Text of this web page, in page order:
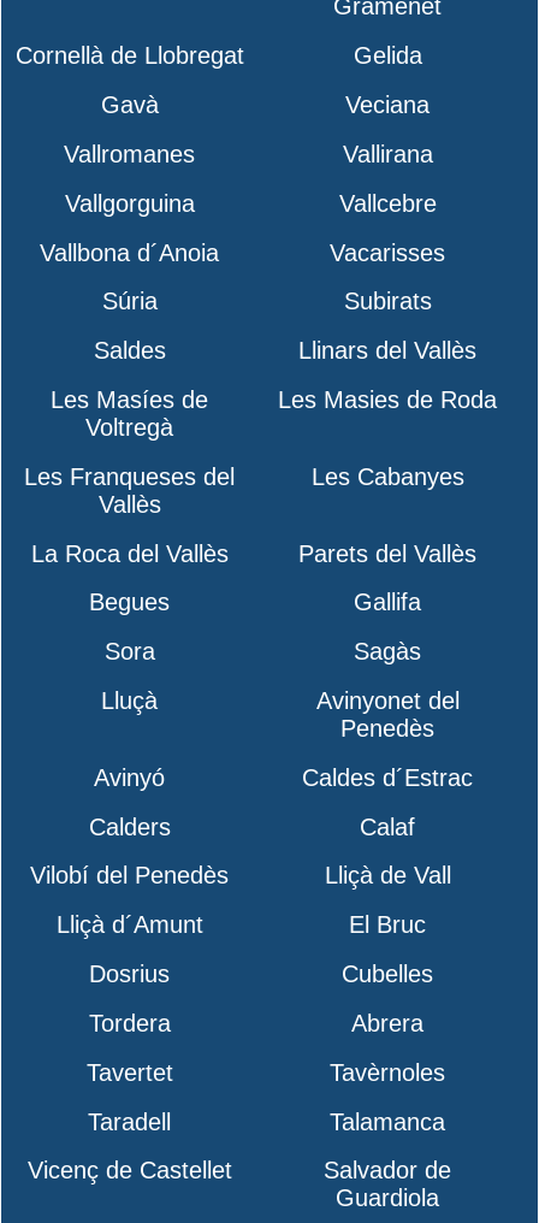
Gramenet
Cornellà de Llobregat
Gelida
Gavà
Veciana
Vallromanes
Vallirana
Vallgorguina
Vallcebre
Vallbona d´Anoia
Vacarisses
Súria
Subirats
Saldes
Llinars del Vallès
Les Masíes de
Voltregà
Les Masies de Roda
Les Franqueses del
Vallès
Les Cabanyes
La Roca del Vallès
Parets del Vallès
Begues
Gallifa
Sora
Sagàs
Lluçà
Avinyonet del
Penedès
Avinyó
Caldes d´Estrac
Calders
Calaf
Vilobí del Penedès
Lliçà de Vall
Lliçà d´Amunt
El Bruc
Dosrius
Cubelles
Tordera
Abrera
Tavertet
Tavèrnoles
Taradell
Talamanca
Vicenç de Castellet
Salvador de
Guardiola